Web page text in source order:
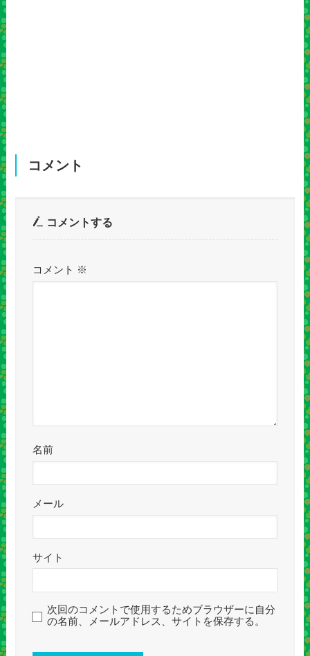
コメント
コメントする
コメント ※
名前
メール
サイト
次回のコメントで使用するためブラウザーに自分
の名前、メールアドレス、サイトを保存する。